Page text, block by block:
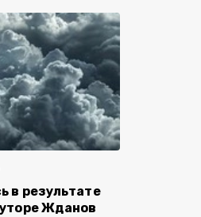
в результате
Жданов